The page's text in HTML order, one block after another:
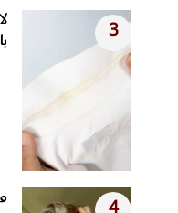
3